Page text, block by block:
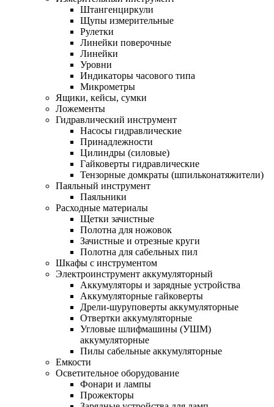
Штангенциркули
Щупы измерительные
Рулетки
Линейки поверочные
Линейки
Уровни
Индикаторы часового типа
Микрометры
Ящики, кейсы, сумки
Ложементы
Гидравлический инструмент
Насосы гидравлические
Принадлежности
Цилиндры (силовые)
Гайковерты гидравлические
Тензорные домкраты (шпильконатяжители)
Паяльный инструмент
Паяльники
Расходные материалы
Щетки зачистные
Полотна для ножовок
Зачистные и отрезные круги
Полотна для сабельных пил
Шкафы с инструментом
Электроинструмент аккумуляторный
Аккумуляторы и зарядные устройства
Аккумуляторные гайковерты
Дрели-шуруповерты аккумуляторные
Отвертки аккумуляторные
Угловые шлифмашины (УШМ)
аккумуляторные
Пилы сабельные аккумуляторные
Емкости
Осветительное оборудование
Фонари и лампы
Прожекторы